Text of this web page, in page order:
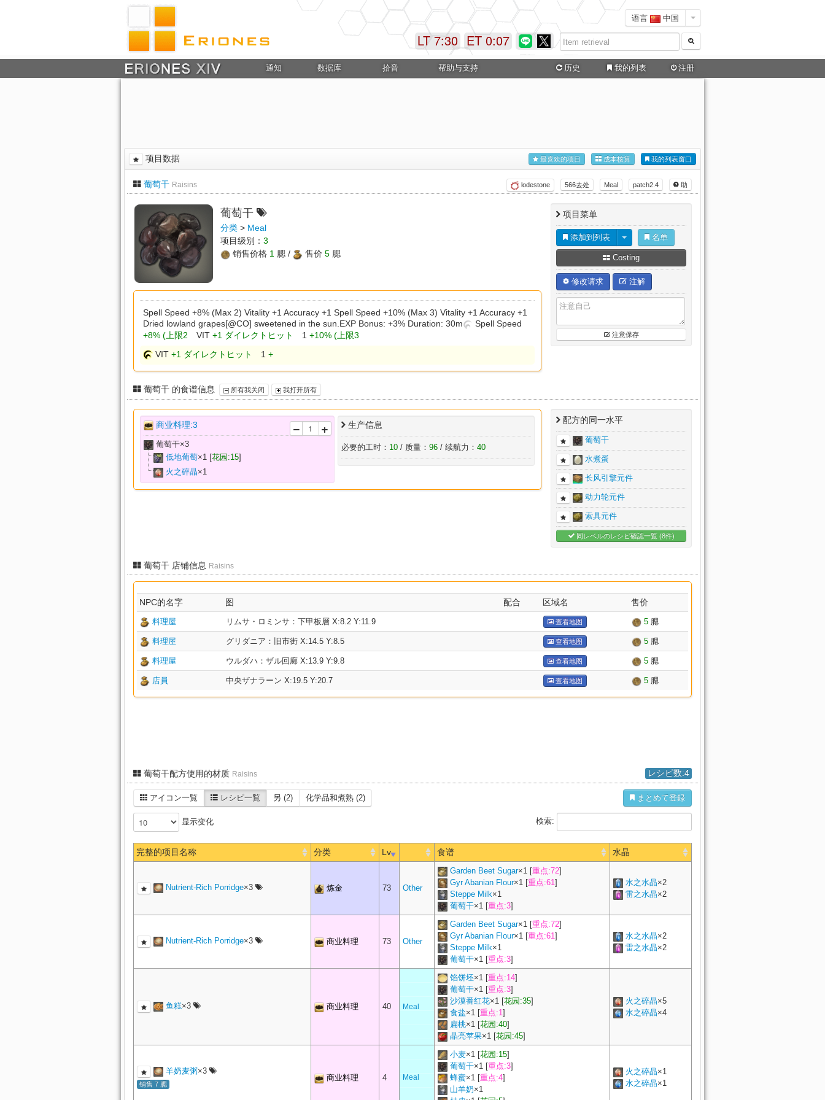
语言 中国
ET 0:07
LT 7:30
通知 数据库 拾音 帮助与支持 历史 我的列表 注册
项目数据 我的列表窗口
成本核算
最喜欢的项目
葡萄干 Raisins 助
patch2.4
Meal
566去处
lodestone
葡萄干
分类 > Meal
项目级别： 3
销售价格 1 腮 / 售价 5 腮
Spell Speed +8% (Max 2) Vitality +1 Accuracy +1 Spell Speed +10% (Max 3) Vitality +1 Accuracy +1
Dried lowland grapes[@CO] sweetened in the sun.EXP Bonus: +3% Duration: 30m
Spell Speed
+8% (上限2 VIT +1 ダイレクトヒット 1 +10% (上限3
VIT +1 ダイレクトヒット 1 +
项目菜单
添加到列表 名单
Costing
修改请求 注解
注意保存
葡萄干 的食谱信息 所有我关闭 我打开所有
商业料理:3
葡萄干×3
低地葡萄×1 [花园:15]
火之碎晶×1
生产信息
必要的工时： 10/ 质量： 96/ 续航力： 40
配方的同一水平
葡萄干
水煮蛋
长风引擎元件
动力轮元件
索具元件
同レベルのレシピ確認一覧 (8件)
葡萄干 店铺信息 Raisins
NPC的名字 图 配合 区域名 售价
料理屋 リムサ・ロミンサ：下甲板層 X:8.2 Y:11.9 查看地图 5 腮
料理屋 グリダニア：旧市街 X:14.5 Y:8.5 查看地图 5 腮
料理屋 ウルダハ：ザル回廊 X:13.9 Y:9.8 查看地图 5 腮
店員 中央ザナラーン X:19.5 Y:20.7 查看地图 5 腮
葡萄干配方使用的材质 Raisins レシピ数:4
アイコン一覧 レシピ一覧 另 (2) 化学品和煮熟 (2) まとめて登録
显示变化 検索:
完整的项目名称 分类 Lv 食谱 水晶
Nutrient-Rich Porridge×3 炼金 73 Other
Garden Beet Sugar×1 [重点:72]
Gyr Abanian Flour×1 [重点:61]
Steppe Milk×1
葡萄干×1 [重点:3]
水之水晶×2
雷之水晶×2
Nutrient-Rich Porridge×3 商业料理 73 Other
Garden Beet Sugar×1 [重点:72]
Gyr Abanian Flour×1 [重点:61]
Steppe Milk×1
葡萄干×1 [重点:3]
水之水晶×2
雷之水晶×2
鱼糕×3 商业料理 40 Meal
馅饼坯×1 [重点:14]
葡萄干×1 [重点:3]
沙漠番红花×1 [花园:35]
食盐×1 [重点:1]
扁桃×1 [花园:40]
晶亮苹果×1 [花园:45]
火之碎晶×5
水之碎晶×4
羊奶麦粥×3
销售 7 腮
商业料理 4 Meal
小麦×1 [花园:15]
葡萄干×1 [重点:3]
蜂蜜×1 [重点:4]
山羊奶×1
火之碎晶×1
水之碎晶×1